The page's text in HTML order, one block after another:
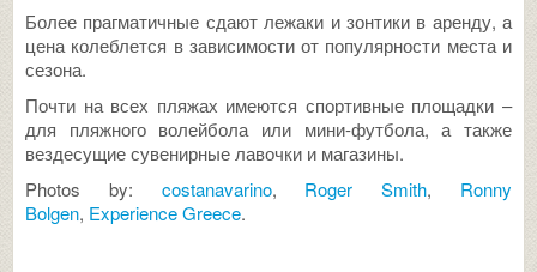
Более прагматичные сдают лежаки и зонтики в аренду, а
цена колеблется в зависимости от популярности места и
сезона.
Почти на всех пляжах имеются спортивные площадки –
для пляжного волейбола или мини-футбола, а также
вездесущие сувенирные лавочки и магазины.
Photos by: costanavarino, Roger Smith, Ronny
Bolgen, Experience Greece.